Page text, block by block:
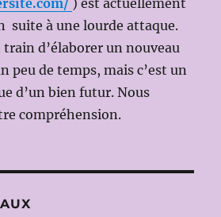
GRUBER,
concerto
pour
MAHLER,
) est actuellement
suite à une lourde attaque.
train d’élaborer un nouveau
peu de temps, mais c’est un
d’un bien futur. Nous
compréhension.